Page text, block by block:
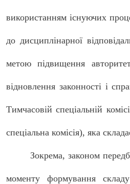
використанням існуючих
до дисциплінарної
метою підвищення
відновлення законності і
Тимчасовій спеціальній
спеціальна комісія), яка
Зокрема, законом
моменту формування